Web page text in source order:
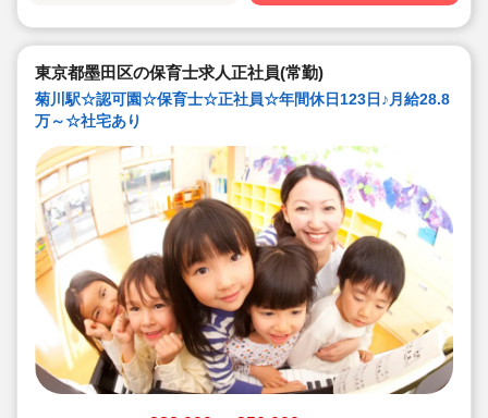
東京都墨田区の保育士求人正社員(常勤)
菊川駅☆認可園☆保育士☆正社員☆年間休日123日♪月給28.8
万～☆社宅あり